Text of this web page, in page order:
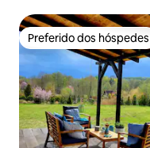
Preferido dos hóspedes
Preferido dos hóspedes